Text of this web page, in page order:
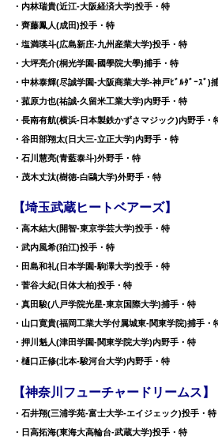
・内林瑞貴(近江-大阪経済大学)投手・特
・齊藤鳳人(成田)投手・特
・塩満瑛斗(広島新庄-九州産業大学)投手・特
・大坪亮介(桐光学園-國學院大學)捕手・特
・中林泰輝(尽誠学園-大阪商業大学-神戸ﾋﾞﾙﾀﾞｰｽﾞ)
・菰原力也(祐誠-久留米工業大学)内野手・特
・長南有航(横浜-日本製鉄かずさマジック)内野手・
・谷田部翔太(日大三-立正大学)内野手・特
・石川慧亮(青藍泰斗)外野手・特
・茂木丈汰(樹徳-白鷗大学)外野手・特
【埼玉武蔵ヒートベアーズ】
・高木結大(開智-東京学芸大学)投手・特
・武内風希(狛江)投手・特
・田島和礼(日本学園-駒澤大学)投手・特
・菅谷大紀(日体大柏)投手・特
・真田駿(八戸学院光星-東京国際大学)捕手・特
・山口寛貴(福岡工業大学付属城東-関東学院)捕手・
・押川魁人(津田学園-関東学院大学)内野手・特
・樋口正修(北本-駿河台大学)内野手・特
【神奈川フューチャードリームス】
・石井翔(三浦学苑-富士大学-エイジェック)投手・特
・日高拓海(東海大高輪台-武蔵大学)投手・特